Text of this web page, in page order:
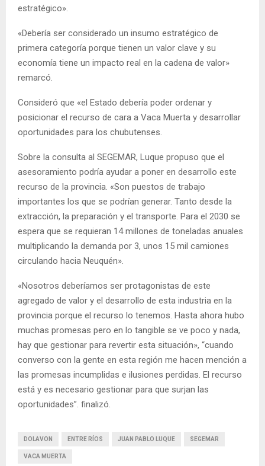
estratégico».
«Debería ser considerado un insumo estratégico de
primera categoría porque tienen un valor clave y su
economía tiene un impacto real en la cadena de valor»
remarcó.
Consideró que «el Estado debería poder ordenar y
posicionar el recurso de cara a Vaca Muerta y desarrollar
oportunidades para los chubutenses.
Sobre la consulta al SEGEMAR, Luque propuso que el
asesoramiento podría ayudar a poner en desarrollo este
recurso de la provincia. «Son puestos de trabajo
importantes los que se podrían generar. Tanto desde la
extracción, la preparación y el transporte. Para el 2030 se
espera que se requieran 14 millones de toneladas anuales
multiplicando la demanda por 3, unos 15 mil camiones
circulando hacia Neuquén».
«Nosotros deberíamos ser protagonistas de este
agregado de valor y el desarrollo de esta industria en la
provincia porque el recurso lo tenemos. Hasta ahora hubo
muchas promesas pero en lo tangible se ve poco y nada,
hay que gestionar para revertir esta situación», “cuando
converso con la gente en esta región me hacen mención a
las promesas incumplidas e ilusiones perdidas. El recurso
está y es necesario gestionar para que surjan las
oportunidades”. finalizó.
DOLAVON ENTRE RÍOS JUAN PABLO LUQUE SEGEMAR
VACA MUERTA